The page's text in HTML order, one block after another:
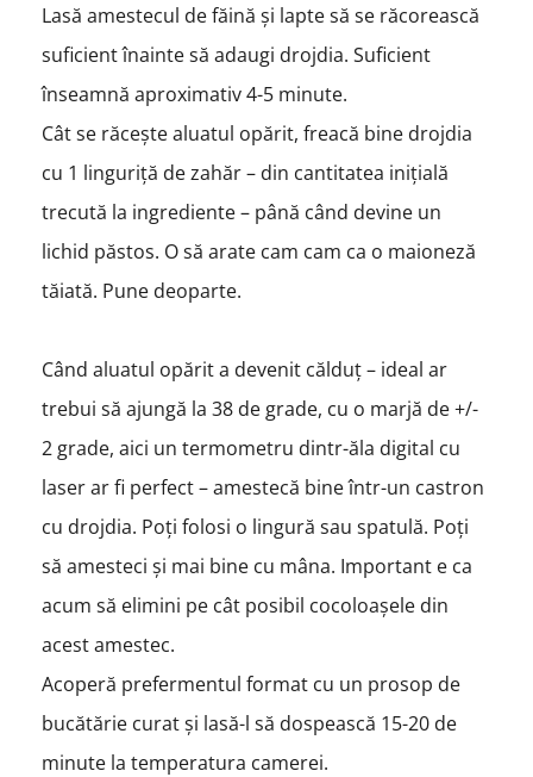
Lasă amestecul de făină și lapte să se răcorească
suficient înainte să adaugi drojdia. Suficient
înseamnă aproximativ 4-5 minute.
Cât se răcește aluatul opărit, freacă bine drojdia
cu 1 linguriță de zahăr – din cantitatea inițială
trecută la ingrediente – până când devine un
lichid păstos. O să arate cam cam ca o maioneză
tăiată. Pune deoparte.
Când aluatul opărit a devenit călduț – ideal ar
trebui să ajungă la 38 de grade, cu o marjă de +/-
2 grade, aici un termometru dintr-ăla digital cu
laser ar fi perfect – amestecă bine într-un castron
cu drojdia. Poți folosi o lingură sau spatulă. Poți
să amesteci și mai bine cu mâna. Important e ca
acum să elimini pe cât posibil cocoloașele din
acest amestec.
Acoperă prefermentul format cu un prosop de
bucătărie curat și lasă-l să dospească 15-20 de
minute la temperatura camerei.